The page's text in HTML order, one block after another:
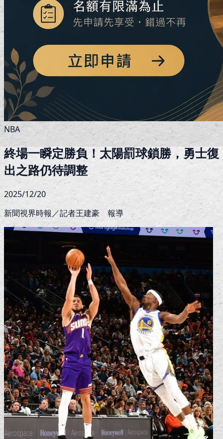
NBA
終場一瞬定勝負！太陽罰球鎖勝，勇士復
出之路仍待調整
2025/12/20
新聞視界時報／記者王建豪 報導